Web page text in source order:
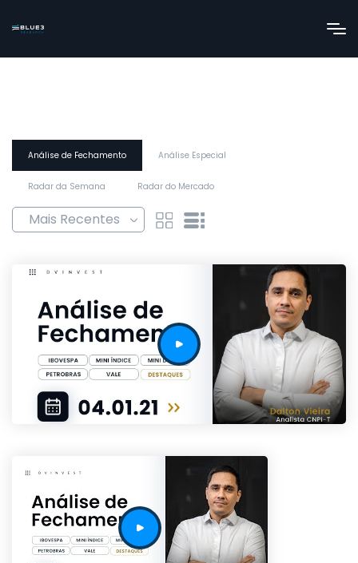
Análise de Fechamento Análise Especial
Radar da Semana Radar do Mercado